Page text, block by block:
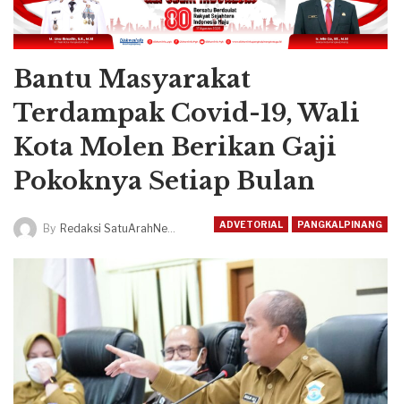
Bantu Masyarakat
Terdampak Covid-19, Wali
Kota Molen Berikan Gaji
Pokoknya Setiap Bulan
ADVETORIAL PANGKALPINANG
By Redaksi SatuArahNews